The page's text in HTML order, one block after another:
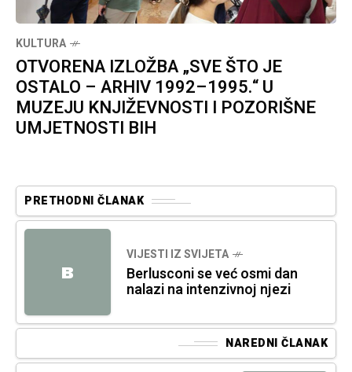
KULTURA
OTVORENA IZLOŽBA „SVE ŠTO JE
OSTALO – ARHIV 1992–1995.“ U
MUZEJU KNJIŽEVNOSTI I POZORIŠNE
UMJETNOSTI BIH
PRETHODNI ČLANAK
B
VIJESTI IZ SVIJETA
Berlusconi se već osmi dan
nalazi na intenzivnoj njezi
NAREDNI ČLANAK